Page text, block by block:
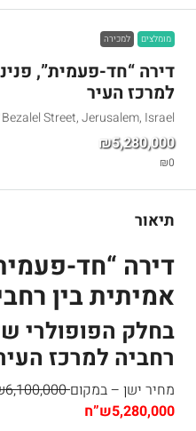
מומלצים למכירה
דירה “חד-פעמית”,
למרכז העיר
Bezalel Street, Jerusalem, Israel
₪5,280,000
₪0
תיאור
דירה “חד-
אמיתית בין
בחלק הפופולרי
רחביה למרכז
מחיר ישן – במקום6,100,000ש”ח
5,280,000ש”ח